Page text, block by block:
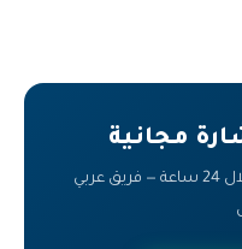
مجانية
تقييم مجاني لملفك الطبي — رد خلال 24 ساعة — فريق عربي